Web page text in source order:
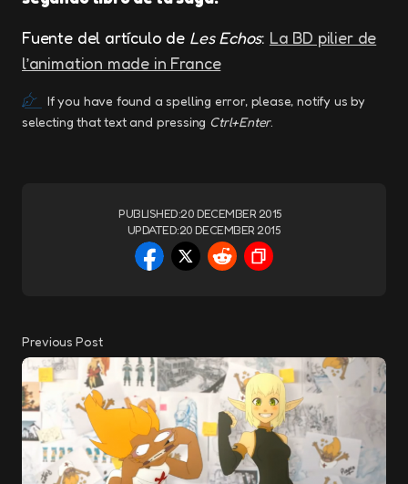
Fuente del artículo de Les Echos: La BD pilier de
l’animation made in France
If you have found a spelling error, please, notify us by
selecting that text and pressing Ctrl+Enter.
PUBLISHED:20 DECEMBER 2015
UPDATED:20 DECEMBER 2015
Previous Post